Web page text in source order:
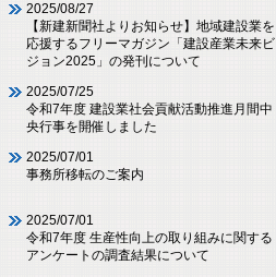
2025/08/27
【新建新聞社よりお知らせ】地域建設業を
応援するフリーマガジン「建設産業未来ビ
ジョン2025」の発刊について
2025/07/25
令和7年度 建設業社会貢献活動推進月間中
央行事を開催しました
2025/07/01
事務所移転のご案内
2025/07/01
令和7年度 生産性向上の取り組みに関する
アンケートの調査結果について